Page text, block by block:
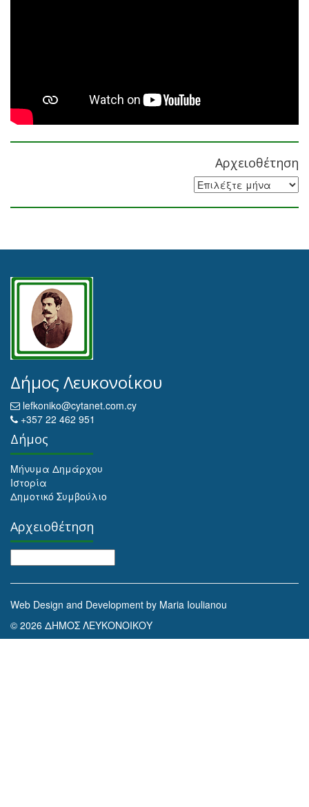
Αρχειοθέτηση
Αρχειοθέτηση
Δήμος Λευκονοίκου
lefkoniko@cytanet.com.cy
+357 22 462 951
Δήμος
Μήνυμα Δημάρχου
Ιστορία
Δημοτικό Συμβούλιο
Αρχειοθέτηση
Web Design and Development by Maria Ioulianou
© 2026 ΔΗΜΟΣ ΛΕΥΚΟΝΟΙΚΟΥ